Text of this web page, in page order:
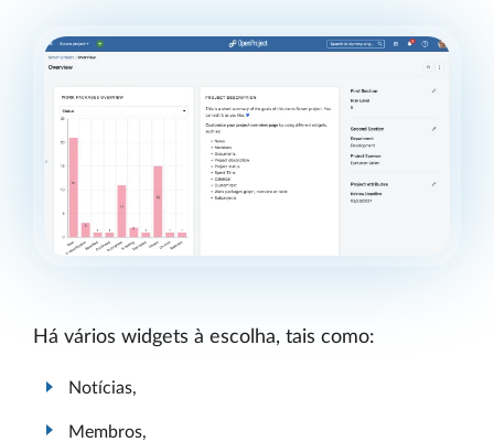
Há vários widgets à escolha, tais como:
Notícias,
Membros,